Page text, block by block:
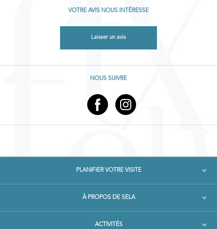
VOTRE AVIS NOUS INTÉRESSE
Laisser un avis
NOUS SUIVRE
PLANIFIER VOTRE VISITE
À PROPOS DE SELA
ACTIVITÉS